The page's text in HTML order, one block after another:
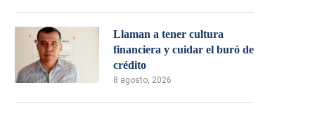
Llaman a tener cultura
financiera y cuidar el buró de
crédito
8 agosto, 2026